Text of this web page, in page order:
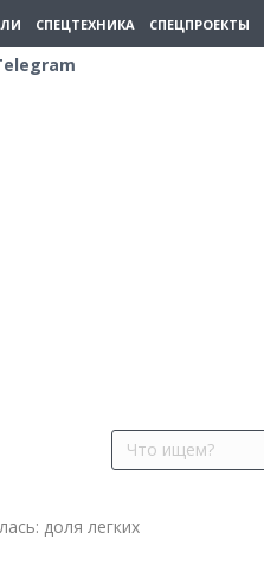
СПЕЦТЕХНИКА СПЕЦПРОЕКТЫ
доля легких